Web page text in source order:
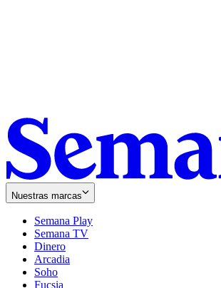
Nuestras marcas
Semana Play
Semana TV
Dinero
Arcadia
Soho
in
Fucsia